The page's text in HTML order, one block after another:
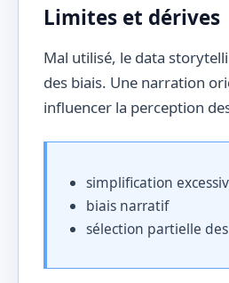
Limites et dérives
Mal utilisé, le data
des biais. Une narration
influencer la perception
simplification
biais narratif
sélection partielle